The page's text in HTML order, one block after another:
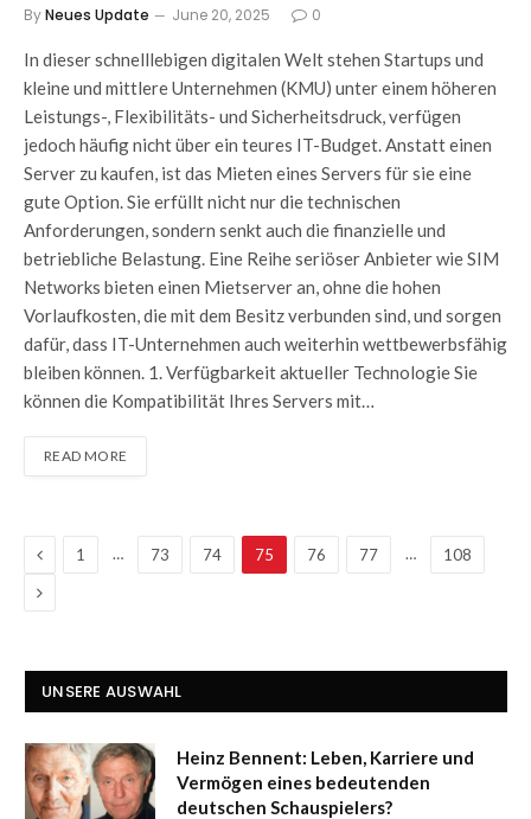
ByNeues Update June 20, 2025 0
In dieser schnelllebigen digitalen Welt stehen Startups und
kleine und mittlere Unternehmen (KMU) unter einem höheren
Leistungs-, Flexibilitäts- und Sicherheitsdruck, verfügen
jedoch häufig nicht über ein teures IT-Budget. Anstatt einen
Server zu kaufen, ist das Mieten eines Servers für sie eine
gute Option. Sie erfüllt nicht nur die technischen
Anforderungen, sondern senkt auch die finanzielle und
betriebliche Belastung. Eine Reihe seriöser Anbieter wie SIM
Networks bieten einen Mietserver an, ohne die hohen
Vorlaufkosten, die mit dem Besitz verbunden sind, und sorgen
dafür, dass IT-Unternehmen auch weiterhin wettbewerbsfähig
bleiben können. 1. Verfügbarkeit aktueller Technologie Sie
können die Kompatibilität Ihres Servers mit…
READ MORE
Previous
1 … 73 74 75 76 77 … 108
Next
UNSERE AUSWAHL
Heinz Bennent: Leben, Karriere und
Vermögen eines bedeutenden
deutschen Schauspielers?